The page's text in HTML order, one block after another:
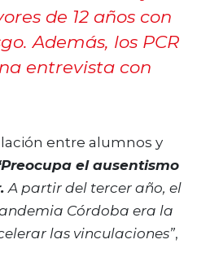
de 12 años con
Además, los PCR
entrevista con
entre alumnos y
el ausentismo
A partir del tercer año, el
Córdoba era la
las vinculaciones”,